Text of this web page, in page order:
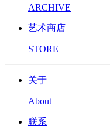
ARCHIVE
艺术商店
STORE
关于
About
联系